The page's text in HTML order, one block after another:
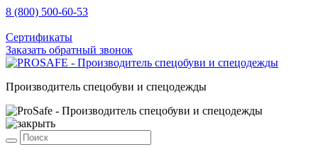
8 (800) 500-60-53
Сертификаты
Заказать обратный звонок
Производитель спецобуви и спецодежды